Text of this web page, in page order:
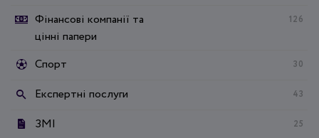
Фінансові компанії та
цінні папери
126
Спорт 30
Експертні послуги 43
ЗМІ 25